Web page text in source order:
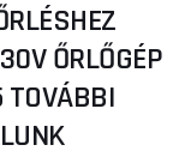
ŐRLŐGÉP
TOVÁBBI